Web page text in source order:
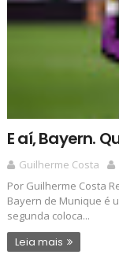
E aí, Bayern.
Guilherme Costa
Por Guilherme Costa
Bayern de Munique é
segunda coloca...
Leia mais